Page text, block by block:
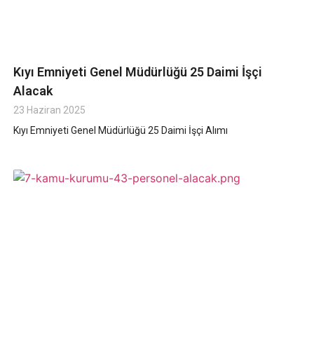
Kıyı Emniyeti Genel Müdürlüğü 25 Daimi İşçi
Alacak
23 Haziran 2025
Kıyı Emniyeti Genel Müdürlüğü 25 Daimi İşçi Alımı